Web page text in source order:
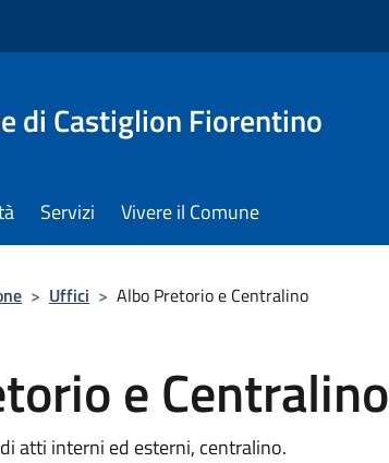
di Castiglion Fiorentino
Servizi Vivere il Comune
> Uffici > Albo Pretorio e Centralino
e Centralino
atti interni ed esterni, centralino.